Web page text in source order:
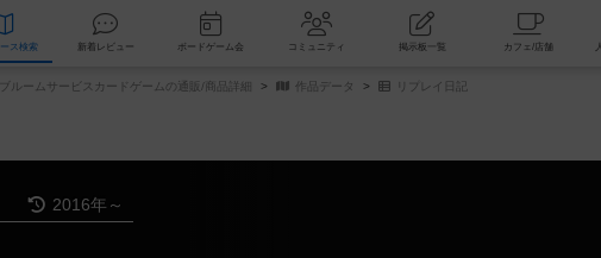
データベース 検索 新着レビュー ボードゲーム会 コミュニティ 掲示板一覧
ブルームサービスカードゲームの通販/商品詳細 作品データ リプレイ日記
2016年～